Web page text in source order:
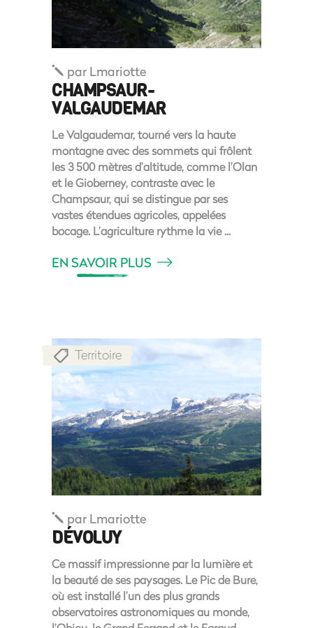
par Lmariotte
CHAMPSAUR-
VALGAUDEMAR
Le Valgaudemar, tourné vers la haute
montagne avec des sommets qui frôlent
les 3 500 mètres d’altitude, comme l’Olan
et le Gioberney, contraste avec le
Champsaur, qui se distingue par ses
vastes étendues agricoles, appelées
bocage. L’agriculture rythme la vie
EN SAVOIR PLUS
Territoire
par Lmariotte
DÉVOLUY
Ce massif impressionne par la lumière et
la beauté de ses paysages. Le Pic de Bure,
où est installé l’un des plus grands
observatoires astronomiques au monde,